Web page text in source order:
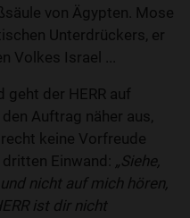
von Ägypten. Mose
Unterdrückers, er
Volkes Israel ...
geht der HERR auf
Auftrag näher aus,
keine Vorfreude
Einwand: „Siehe,
nicht auf mich hören,
ist dir nicht